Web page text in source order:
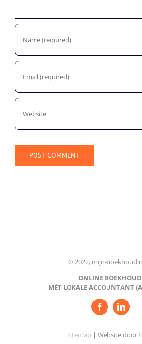
© 2022, mijn-
ONLINE
MÉT LOKALE ACCOUNTANT
Sitemap | Website door